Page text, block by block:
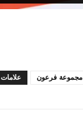
علامات مجموعة فرعون